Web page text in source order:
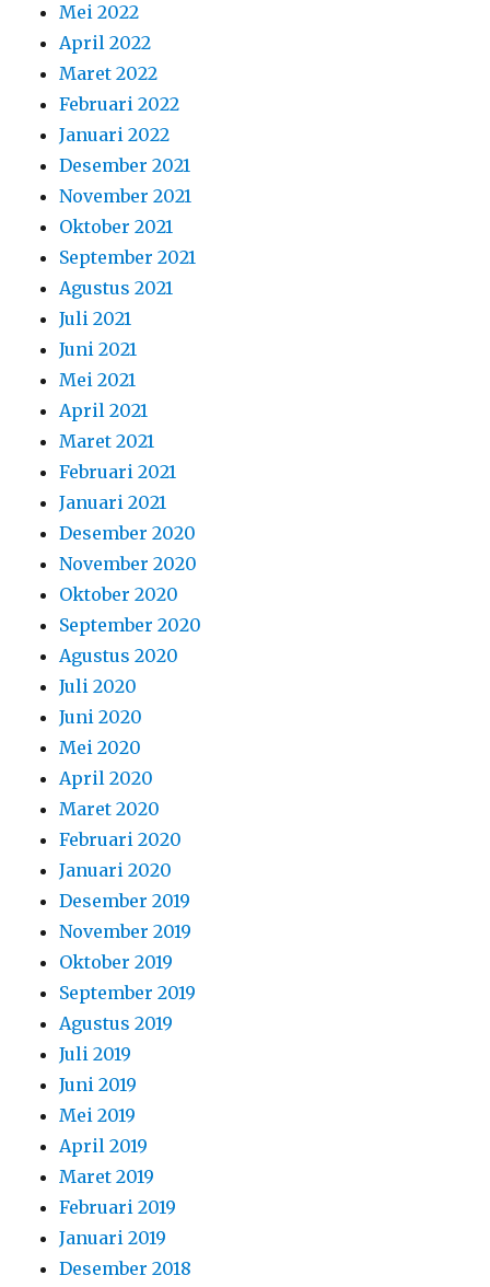
Mei 2022
April 2022
Maret 2022
Februari 2022
Januari 2022
Desember 2021
November 2021
Oktober 2021
September 2021
Agustus 2021
Juli 2021
Juni 2021
Mei 2021
April 2021
Maret 2021
Februari 2021
Januari 2021
Desember 2020
November 2020
Oktober 2020
September 2020
Agustus 2020
Juli 2020
Juni 2020
Mei 2020
April 2020
Maret 2020
Februari 2020
Januari 2020
Desember 2019
November 2019
Oktober 2019
September 2019
Agustus 2019
Juli 2019
Juni 2019
Mei 2019
April 2019
Maret 2019
Februari 2019
Januari 2019
Desember 2018